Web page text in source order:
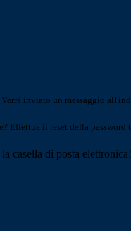
Verrà inviato un messaggio
Effettua il reset della password
casella di posta elettronica!